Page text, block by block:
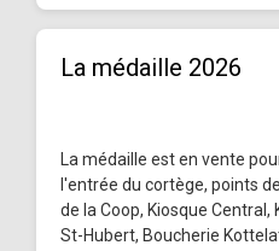
La médaille 2026
La médaille est en vente
l'entrée du cortège, points
de la Coop, Kiosque Central,
St-Hubert, Boucherie